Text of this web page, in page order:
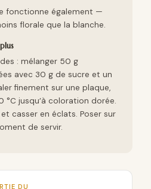
fonctionne également —
florale que la blanche.
: mélanger 50 g
avec 30 g de sucre et un
finement sur une plaque,
°C jusqu’à coloration dorée.
casser en éclats. Poser sur
de servir.
DU